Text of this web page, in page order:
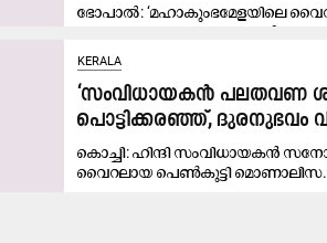
ഭോപാൽ: ‘മഹാകുംഭമേളയിലെ
മൊണാലിസ ഭോസ്ലേയുടെ
KERALA
‘സംവിധായകൻ പലതവണ
പൊട്ടിക്കരഞ്ഞ്, ദുരനുഭവം
കൊച്ചി: ഹിന്ദി സംവിധായകൻ
വൈറലായ പെൺകുട്ടി മൊണാലിസ.